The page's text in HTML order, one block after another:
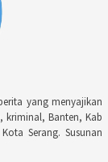
yang menyajikan
kriminal, Banten, Kab
Serang. Susunan